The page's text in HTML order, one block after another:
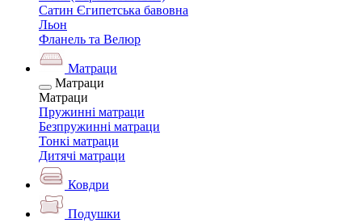
Сатин Єгипетська бавовна
Льон
Фланель та Велюр
Матраци
Матраци
Матраци
Пружинні матраци
Безпружинні матраци
Тонкі матраци
Дитячі матраци
Ковдри
Подушки